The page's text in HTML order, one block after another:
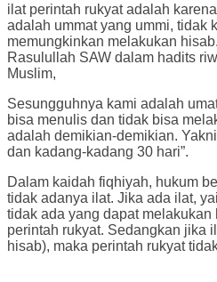
ilat perintah rukyat adalah
adalah ummat yang ummi, tidak
memungkinkan melakukan
Rasulullah SAW dalam hadits
Muslim,
Sesungguhnya kami adalah
bisa menulis dan tidak bisa
adalah demikian-demikian.
dan kadang-kadang 30 hari”.
Dalam kaidah fiqhiyah, hukum
tidak adanya ilat. Jika ada ilat,
tidak ada yang dapat melakukan
perintah rukyat. Sedangkan jika
hisab), maka perintah rukyat